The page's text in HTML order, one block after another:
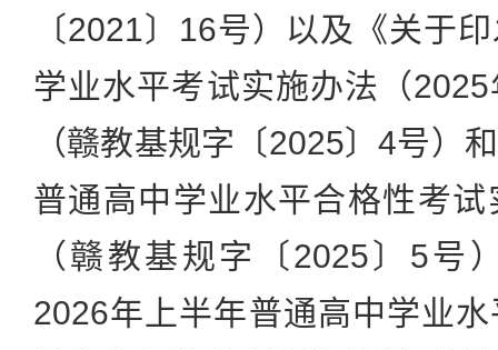
〔2021〕16号）以及《关于
学业水平考试实施办法（
（赣教基规字〔2025〕4号）
普通高中学业水平合格性考
（赣教基规字〔2025〕5号
2026年上半年普通高中学业